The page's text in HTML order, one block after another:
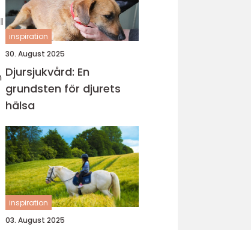
inspiration
30. August 2025
Djursjukvård: En
grundsten för djurets
hälsa
inspiration
03. August 2025